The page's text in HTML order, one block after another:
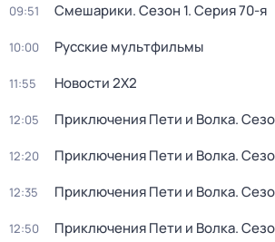
09:51 Смешарики. Сезон 1. Серия 70-я
10:00 Русские мультфильмы
11:55 Новости 2Х2
12:05 Приключения Пети и Волка.
12:20 Приключения Пети и Волка.
12:35 Приключения Пети и Волка.
12:50 Приключения Пети и Волка.